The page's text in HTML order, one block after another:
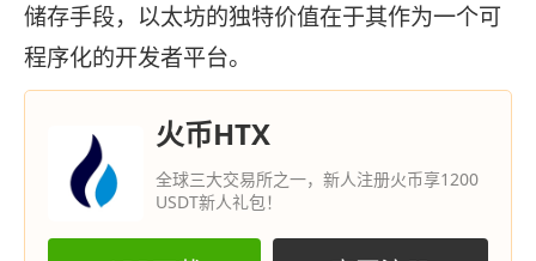
储存手段，以太坊的独特价值在于其作为一个可
程序化的开发者平台。
火币HTX
全球三大交易所之一，新人注册火币享1200
USDT新人礼包！